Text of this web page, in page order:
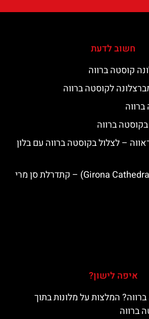
חשוב לדעת
קוסטה ברווה
לקוסטה ברווה
ברווה
– לצלול בקוסטה ברווה עם בלון
קתדרלת גירונה (Girona Cathedral) – קתדרלת סן מרי
איפה לישון?
המלצות על מלונות בתוך
ברווה